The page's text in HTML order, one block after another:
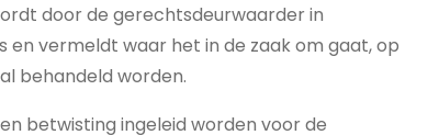
door de gerechtsdeurwaarder in
vermeldt waar het in de zaak om gaat, op
behandeld worden.
betwisting ingeleid worden voor de